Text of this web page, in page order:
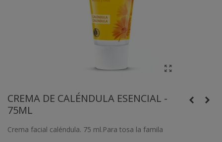
CREMA DE CALÉNDULA ESENCIAL -
75ML
Crema facial caléndula. 75 ml.Para tosa la famila